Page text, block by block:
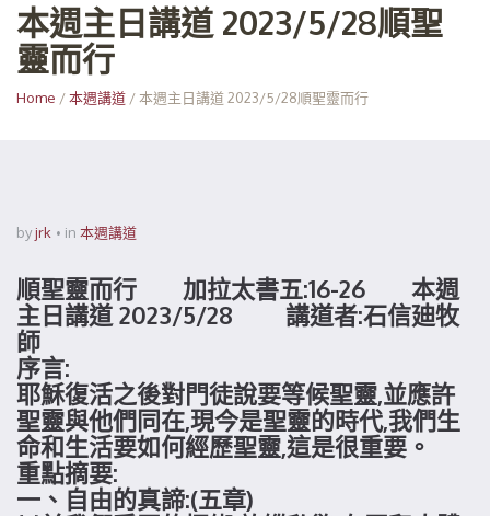
本週主日講道 2023/5/28順聖
靈而行
Home /本週講道 / 本週主日講道 2023/5/28順聖靈而行
byjrk in 本週講道
順聖靈而行 加拉太書五:16-26 本週
主日講道 2023/5/28 講道者:石信廸牧
師
序言:
耶穌復活之後對門徒說要等候聖靈,並應許
聖靈與他們同在,現今是聖靈的時代,我們生
命和生活要如何經歷聖靈,這是很重要。
重點摘要:
一、自由的真諦:(五章)